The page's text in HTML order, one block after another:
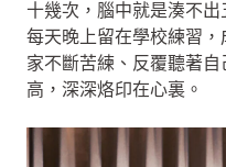
十幾次，腦中就是湊不出
每天晚上留在學校練習
家不斷苦練、反覆聽著
高，深深烙印在心裏。